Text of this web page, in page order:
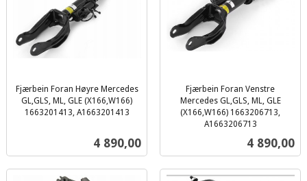
Fjærbein Foran Høyre Mercedes
GL,GLS, ML, GLE (X166,W166)
1663201413, A1663201413
Pris
4 890,00
Fjærbein Foran Venstre
Mercedes GL,GLS, ML, GLE
(X166,W166) 1663206713,
A1663206713
Pris
4 890,00